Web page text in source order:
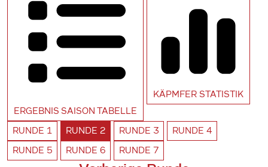
ERGEBNIS SAISON TABELLE
KÄPMFER STATISTIK
RUNDE 1 RUNDE 2 RUNDE 3 RUNDE 4
RUNDE 5 RUNDE 6 RUNDE 7